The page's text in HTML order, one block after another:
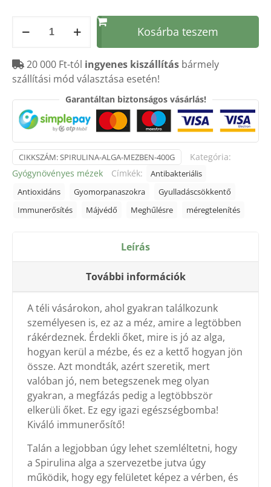
alga
-
400g
Kosárba teszem
20 000 Ft-tól ingyenes kiszállítás bármely
szállítási mód választása esetén!
Garantáltan biztonságos vásárlás!
CIKKSZÁM:SPIRULINA-ALGA-MEZBEN-400G
Kategória:
Gyógynövényes mézek
Címkék:
Antibakteriális
Antioxidáns
Gyomorpanaszokra
Gyulladáscsökkentő
Immunerősítés
Májvédő Meghűlésre méregtelenítés
Leírás
További információk
A téli vásárokon, ahol gyakran találkozunk
személyesen is, ez az a méz, amire a legtöbben
rákérdeznek. Érdekli őket, mire is jó az alga,
hogyan kerül a mézbe, és ez a kettő hogyan jön
össze. Azt mondták, azért szeretik, mert
valóban jó, nem betegszenek meg olyan
gyakran, a megfázás pedig a legtöbbször
elkerüli őket. Ez egy igazi egészségbomba!
Kiváló immunerősítő!
Talán a legjobban úgy lehet szemléltetni, hogy
a Spirulina alga a szervezetbe jutva úgy
működik, hogy egy felületet képez a vérben, és